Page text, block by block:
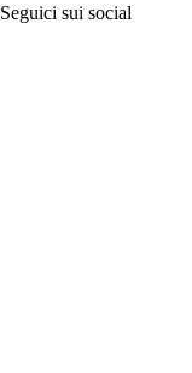
Seguici sui social